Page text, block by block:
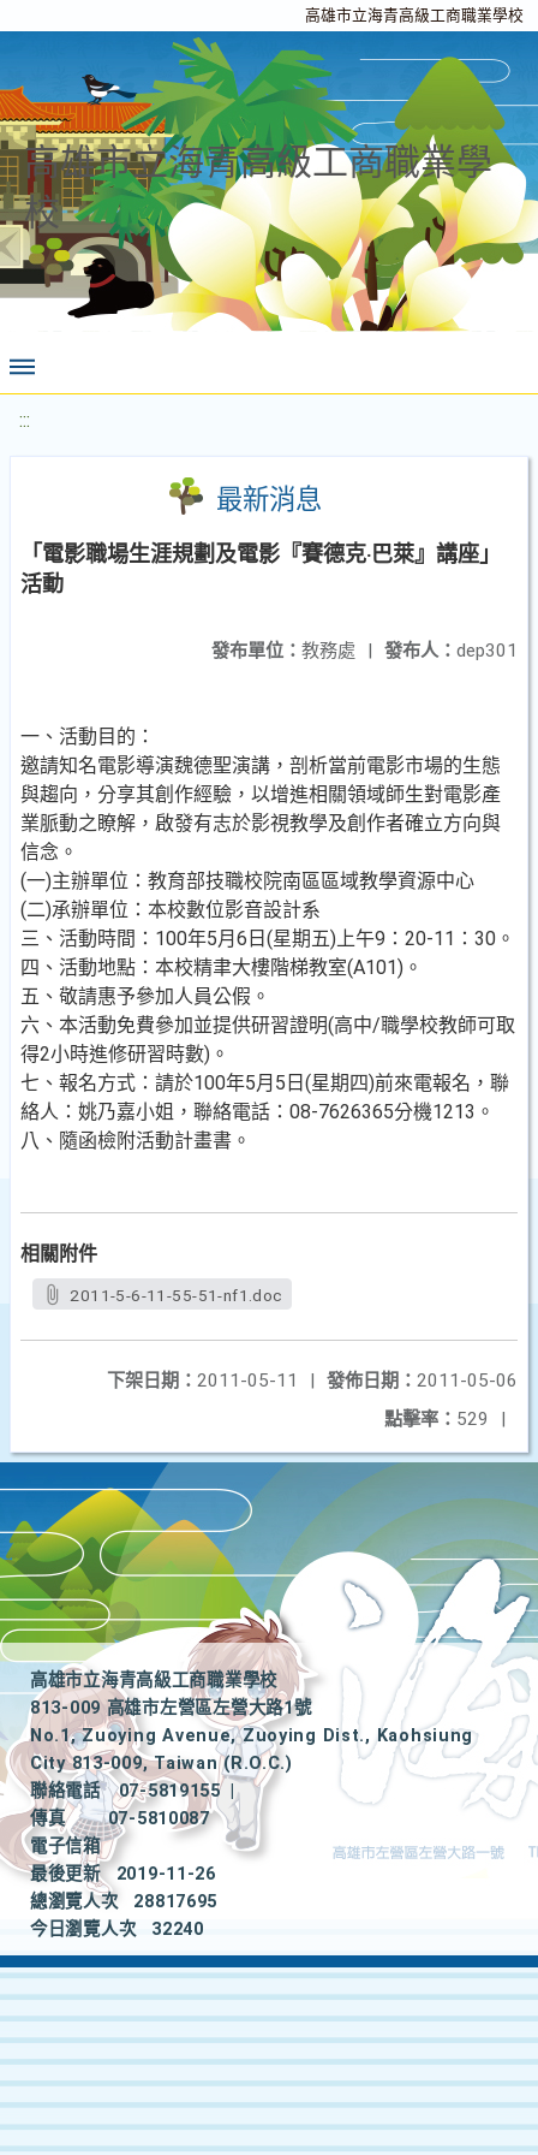
高雄市立海青高級工商職業學校
高雄市立海青高級工商職業學
校
:::
最新消息
「電影職場生涯規劃及電影『賽德克‧巴萊』講座」
活動
發布人： dep301
發布單位： 教務處 |
一、活動目的：
邀請知名電影導演魏德聖演講，剖析當前電影市場的生態
與趨向，分享其創作經驗，以增進相關領域師生對電影產
業脈動之瞭解，啟發有志於影視教學及創作者確立方向與
信念。
(一)主辦單位：教育部技職校院南區區域教學資源中心
(二)承辦單位：本校數位影音設計系
三、活動時間：100年5月6日(星期五)上午9：20-11：30。
四、活動地點：本校精聿大樓階梯教室(A101)。
五、敬請惠予參加人員公假。
六、本活動免費參加並提供研習證明(高中/職學校教師可取
得2小時進修研習時數)。
七、報名方式：請於100年5月5日(星期四)前來電報名，聯
絡人：姚乃嘉小姐，聯絡電話：08-7626365分機1213。
八、隨函檢附活動計畫書。
相關附件
2011-5-6-11-55-51-nf1.doc
發佈日期： 2011-05-06
下架日期： 2011-05-11
|
點擊率： 529 |
高雄市立海青高級工商職業學校
813-009 高雄市左營區左營大路1號
No.1, Zuoying Avenue, Zuoying Dist., Kaohsiung
City 813-009, Taiwan (R.O.C.)
聯絡電話
07-5819155
|
傳真
07-5810087
電子信箱
最後更新
2019-11-26
總瀏覽人次
28817695
今日瀏覽人次
32240